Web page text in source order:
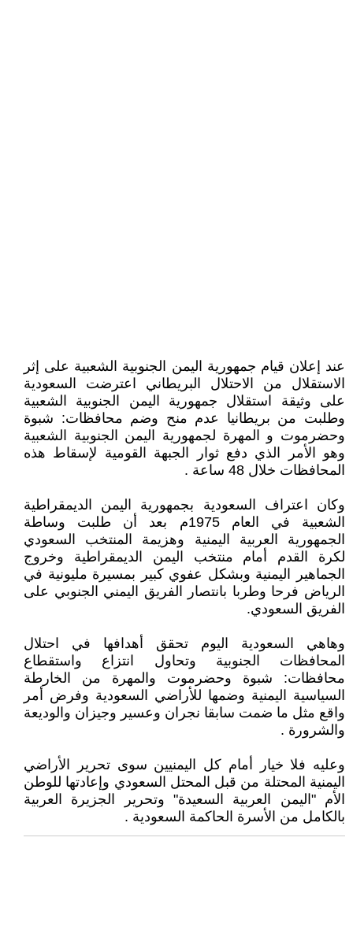
‏عند إعلان قيام جمهورية اليمن الجنوبية الشعبية على إثر
الاستقلال من الاحتلال البريطاني اعترضت السعودية
على وثيقة استقلال جمهورية اليمن الجنوبية الشعبية
وطلبت من بريطانيا عدم منح وضم محافظات: شبوة
وحضرموت و المهرة لجمهورية اليمن الجنوبية الشعبية
وهو الأمر الذي دفع ثوار الجبهة القومية لإسقاط هذه
المحافظات خلال 48 ساعة .
‏وكان اعتراف السعودية بجمهورية اليمن الديمقراطية
الشعبية في العام 1975م بعد أن طلبت وساطة
الجمهورية العربية اليمنية وهزيمة المنتخب السعودي
لكرة القدم أمام منتخب اليمن الديمقراطية وخروج
الجماهير اليمنية وبشكل عفوي كبير بمسيرة مليونية في
الرياض فرحا وطربا بانتصار الفريق اليمني الجنوبي على
الفريق السعودي.
‏وهاهي السعودية اليوم تحقق أهدافها في احتلال
المحافظات الجنوبية وتحاول انتزاع واستقطاع
محافظات: شبوة وحضرموت والمهرة من الخارطة
السياسية اليمنية وضمها للأراضي السعودية وفرض أمر
واقع مثل ما ضمت سابقا نجران وعسير وجيزان والوديعة
والشرورة .
‏وعليه فلا خيار أمام كل اليمنيين سوى تحرير الأراضي
اليمنية المحتلة من قبل المحتل السعودي وإعادتها للوطن
الأم "اليمن العربية السعيدة" وتحرير الجزيرة العربية
بالكامل من الأسرة الحاكمة السعودية .